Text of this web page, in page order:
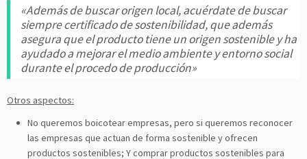
«Además de buscar origen local, acuérdate de buscar
siempre certificado de sostenibilidad, que además
asegura que el producto tiene un origen sostenible y ha
ayudado a mejorar el medio ambiente y entorno social
durante el procedo de producción»
Otros aspectos:
No queremos boicotear empresas, pero si queremos reconocer
las empresas que actuan de forma sostenible y ofrecen
productos sostenibles; Y comprar productos sostenibles para